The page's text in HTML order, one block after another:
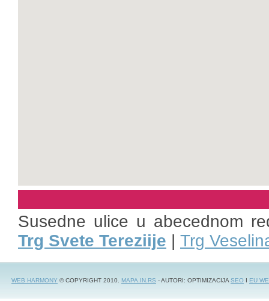
Susedne ulice u abecednom
Trg Svete Tereziije | Trg
WEB HARMONY © COPYRIGHT 2010. MAPA.IN.RS - AUTORI: OPTIMIZACIJASEO I EU